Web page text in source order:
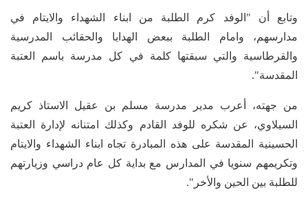
وتابع أن "الوفد كرم الطلبة من ابناء الشهداء والايتام في
مدارسهم، وامام الطلبة ببعض الهدايا والحقائب المدرسية
والقرطاسية والتي سبقتها كلمة في كل مدرسة باسم العتبة
المقدسة".
من جهته، أعرب مدير مدرسة مسلم بن عقيل الاستاذ كريم
السيلاوي، عن شكره للوفد القادم وكذلك امتنانه لإدارة العتبة
الحسينية المقدسة على هذه المبادرة تجاه ابناء الشهداء والايتام
وتكريمهم سنويا في المدارس مع بداية كل عام دراسي وزيارتهم
للطلبة بين الحين والأخر".